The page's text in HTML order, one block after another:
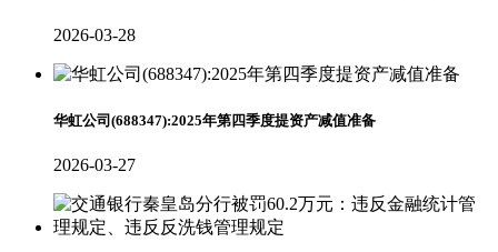
2026-03-28
华虹公司(688347):2025年第四季度提资产减值准备
2026-03-27